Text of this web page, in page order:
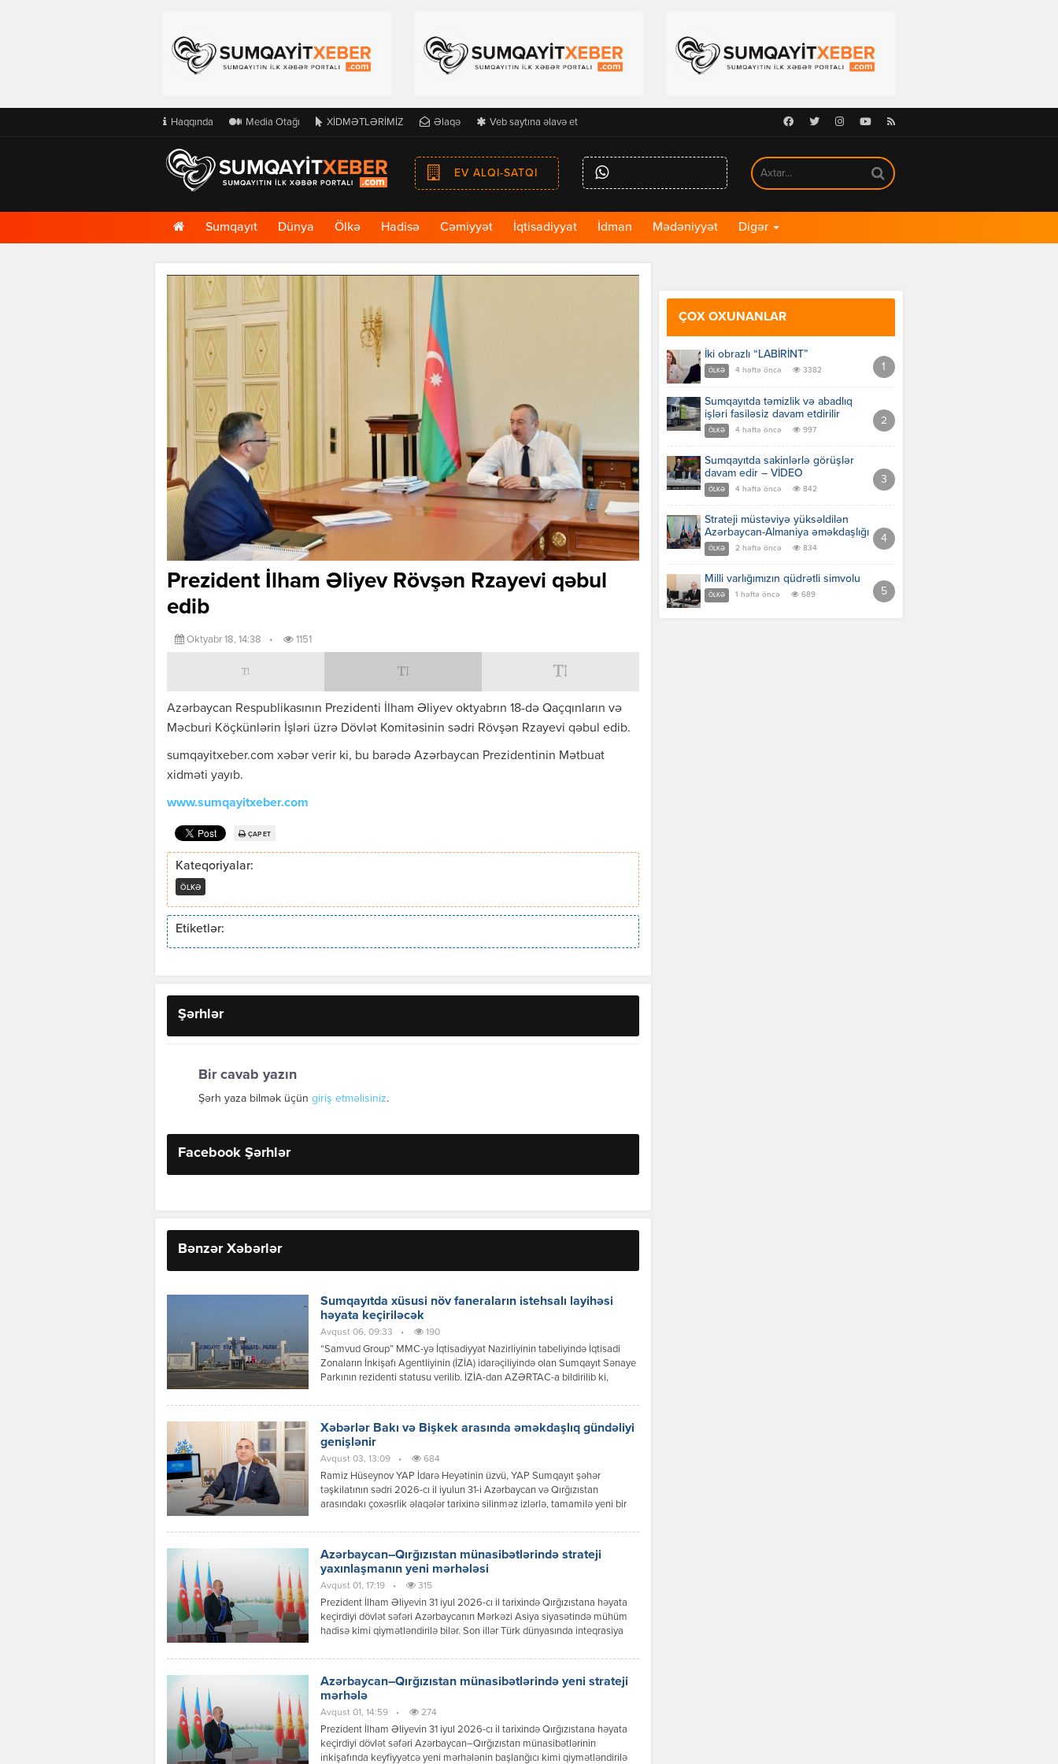
Haqqında Media Otağı XİDMƏTLƏRİMİZ Əlaqə Veb saytına əlavə et Facebook
TwitterInstagramYoutubeRSS
EV ALQI-SATQI
Ana
Səhifə
Sumqayıt Dünya Ölkə Hadisə Cəmiyyət İqtisadiyyat İdman Mədəniyyət Digər
Prezident İlham Əliyev Rövşən Rzayevi qəbul
edib
Oktyabr 18, 14:38 • 1151
Azərbaycan Respublikasının Prezidenti İlham Əliyev oktyabrın 18-də Qaçqınların və
Məcburi Köçkünlərin İşləri üzrə Dövlət Komitəsinin sədri Rövşən Rzayevi qəbul edib.
sumqayitxeber.com xəbər verir ki, bu barədə Azərbaycan Prezidentinin Mətbuat
xidməti yayıb.
www.sumqayitxeber.com
ÇAP ET
Kateqoriyalar:
ÖLKƏ
Etiketlər:
Şərhlər
Bir cavab yazın
Şərh yaza bilmək üçün giriş etməlisiniz.
Facebook Şərhlər
Bənzər Xəbərlər
Sumqayıtda xüsusi növ faneraların istehsalı layihəsi
həyata keçiriləcək
Avqust 06, 09:33 • 190
“Samvud Group” MMC-yə İqtisadiyyat Nazirliyinin tabeliyində İqtisadi
Zonaların İnkişafı Agentliyinin (İZİA) idarəçiliyində olan Sumqayıt Sənaye
Parkının rezidenti statusu verilib. İZİA-dan AZƏRTAC-a bildirilib ki,
layihəsi çərçivəsində 100-dən çox iş yerinin yaradılması nəzərdə tutulur.
Xəbərlər Bakı və Bişkek arasında əməkdaşlıq gündəliyi
genişlənir
Avqust 03, 13:09 • 684
Ramiz Hüseynov YAP İdarə Heyətinin üzvü, YAP Sumqayıt şəhər
təşkilatının sədri 2026-cı il iyulun 31-i Azərbaycan və Qırğızıstan
arasındakı çoxəsrlik əlaqələr tarixinə silinməz izlərlə, tamamilə yeni bir
Azərbaycan Respublikasının Prezidenti İlham Əliyevin Qırğız
qaydalarının icrası deyildi; bu, ortaq köklərə, […]
Azərbaycan–Qırğızıstan münasibətlərində strateji
yaxınlaşmanın yeni mərhələsi
Avqust 01, 17:19 • 315
Prezident İlham Əliyevin 31 iyul 2026-cı il tarixində Qırğızıstana həyata
keçirdiyi dövlət səfəri Azərbaycanın Mərkəzi Asiya siyasətində mühüm
hadisə kimi qiymətləndirilə bilər. Son illər Türk dünyasında inteqrasiya
münasibətlər də yeni məzmun qazanır. Dövlət başçılarının görüşü zamanı
dialoqu […]
Azərbaycan–Qırğızıstan münasibətlərində yeni strateji
mərhələ
Avqust 01, 14:59 • 274
Prezident İlham Əliyevin 31 iyul 2026-cı il tarixində Qırğızıstana həyata
keçirdiyi dövlət səfəri Azərbaycan–Qırğızıstan münasibətlərinin
inkişafında keyfiyyətcə yeni mərhələnin başlanğıcı kimi qiymətləndirilə
ÇOX OXUNANLAR
İki obrazlı “LABİRİNT”
ÖLKƏ 4 həftə öncə 3382
Sumqayıtda təmizlik və abadlıq
işləri fasiləsiz davam etdirilir
ÖLKƏ 4 həftə öncə 997
Sumqayıtda sakinlərlə görüşlər
davam edir – VİDEO
ÖLKƏ 4 həftə öncə 842
Strateji müstəviyə yüksəldilən
Azərbaycan-Almaniya əməkdaşlığı
ÖLKƏ 2 həftə öncə 834
Milli varlığımızın qüdrətli simvolu
ÖLKƏ 1 həftə öncə 689